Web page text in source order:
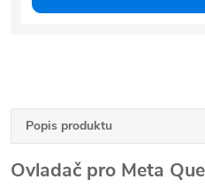
Popis produktu
Ovladač pro Meta